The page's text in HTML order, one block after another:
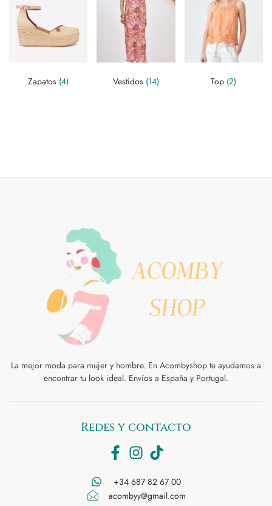
Zapatos (4) Vestidos (14) Top (2)
La mejor moda para mujer y hombre. En Acombyshop te ayudamos a
encontrar tu look ideal. Envíos a España y Portugal.
Redes y contacto
+34 687 82 67 00
acombyy@gmail.com